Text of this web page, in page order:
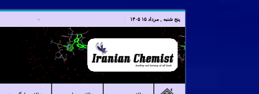
پنج شنبه , مرداد ۱۵ ۱۴۰۵